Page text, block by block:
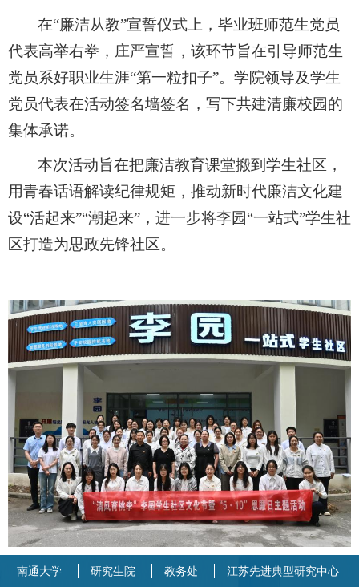
在“廉洁从教”宣誓仪式上，毕业班师范生党员
代表高举右拳 ， 庄严宣誓 ， 该环节旨在引导师范生
党员系好职业生涯“第一粒扣子”。 学院领导及学生
党员代表在活动签名墙签名，写下共建清廉校园的
集体承诺。
本次活动旨在把廉洁教育课堂搬到学生社区，
用青春话语解读纪律规矩，推动新时代廉洁文化建
设“活起来”“潮起来” ， 进一步将李园“一站式”学生社
区打造为思政先锋社区。
南通大学 研究生院 教务处 江苏先进典型研究中心